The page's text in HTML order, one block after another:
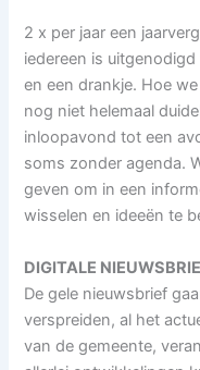
2 x per jaar een
iedereen is
en een drankje. Hoe
nog niet helemaal
inloopavond tot een
soms zonder agenda.
geven om in een
wisselen en ideeën te
DIGITALE
De gele nieuwsbrief
verspreiden, al het
van de gemeente,